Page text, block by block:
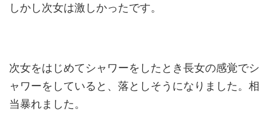
しかし次女は激しかったです。
次女をはじめてシャワーをしたとき長女の感覚でシ
ャワーをしていると、落としそうになりました。相
当暴れました。